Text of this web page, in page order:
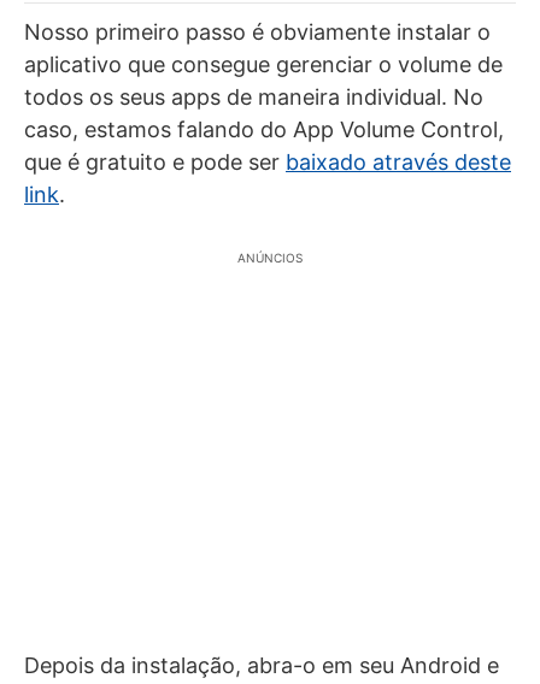
Nosso primeiro passo é obviamente instalar o
aplicativo que consegue gerenciar o volume de
todos os seus apps de maneira individual. No
caso, estamos falando do App Volume Control,
que é gratuito e pode ser baixado através deste
link.
ANÚNCIOS
Depois da instalação, abra-o em seu Android e